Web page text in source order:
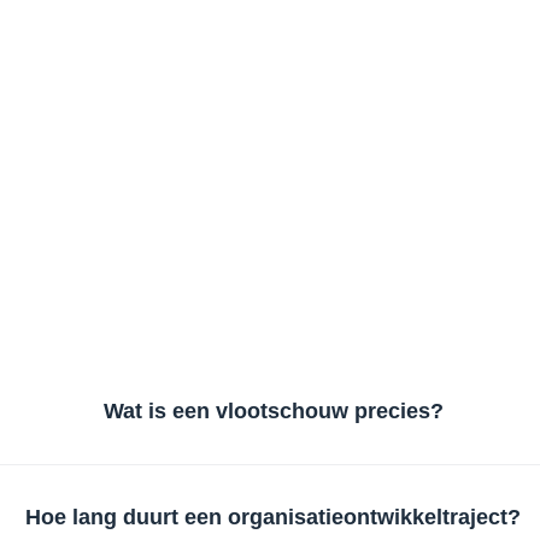
Wat is een vlootschouw precies?
Hoe lang duurt een organisatieontwikkeltraject?